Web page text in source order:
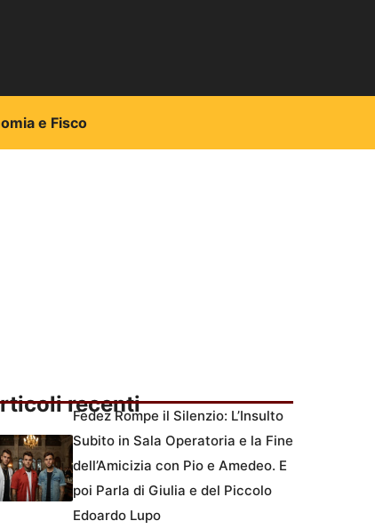
e Fisco
recenti
Fedez Rompe il Silenzio: L’Insulto
Subito in Sala Operatoria e la Fine
dell’Amicizia con Pio e Amedeo. E
poi Parla di Giulia e del Piccolo
Edoardo Lupo